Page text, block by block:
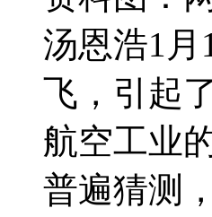
汤恩浩1
飞，引起
航空工业
普遍猜测